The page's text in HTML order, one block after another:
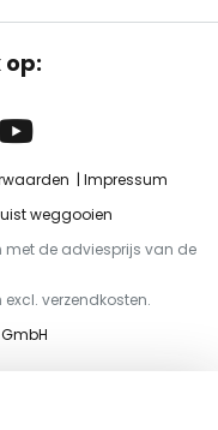
op:
Impressum
weggooien
met de adviesprijs van de
excl. verzendkosten.